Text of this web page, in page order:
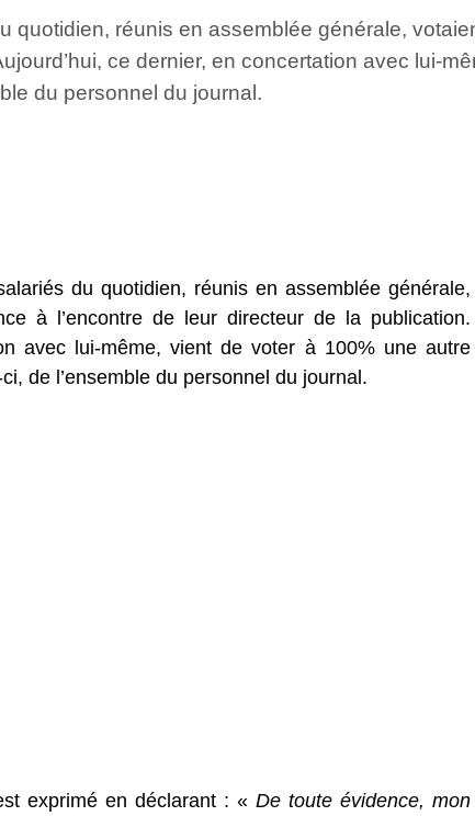
quotidien, réunis en assemblée générale,
ce dernier, en concertation avec lui-
du personnel du journal.
du quotidien, réunis en assemblée générale,
à l’encontre de leur directeur de la publication.
avec lui-même, vient de voter à 100% une autre
de l’ensemble du personnel du journal.
exprimé en déclarant : « De toute évidence, mon